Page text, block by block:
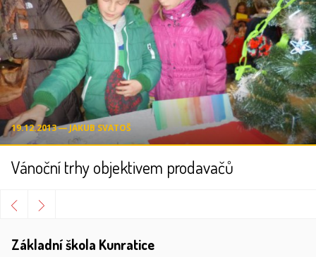
19.12.2013 ― JAKUB SVATOŠ
Vánoční trhy objektivem prodavačů
Základní škola Kunratice